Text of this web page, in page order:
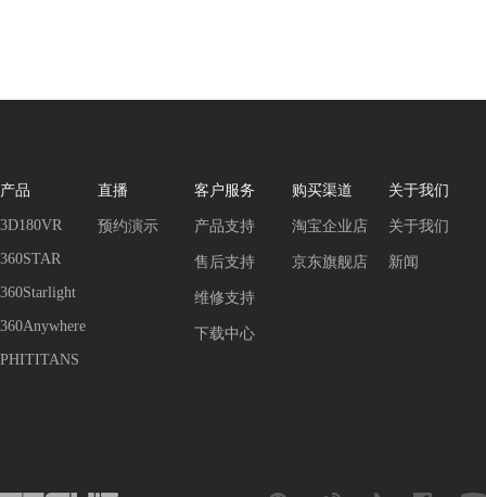
产品
3D180VR
360STAR
360Starlight
360Anywhere
PHITITANS
直播
预约演示
客户服务
产品支持
售后支持
维修支持
下载中心
购买渠道
淘宝企业店
京东旗舰店
关于我们
关于我们
新闻